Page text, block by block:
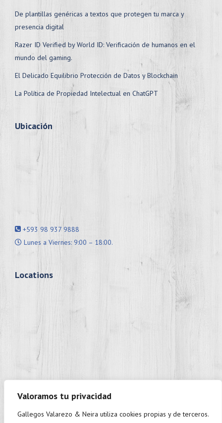
Valoramos tu privacidad
Gallegos Valarezo & Neira utiliza cookies propias y de terceros.
De plantillas genéricas a textos que protegen tu marca y
presencia digital
Razer ID Verified by World ID: Verificación de humanos en el
mundo del gaming.
El Delicado Equilibrio Protección de Datos y Blockchain
La Política de Propiedad Intelectual en ChatGPT
Ubicación
+593 98 937 9888
Lunes a Viernes: 9:00 – 18:00.
Locations